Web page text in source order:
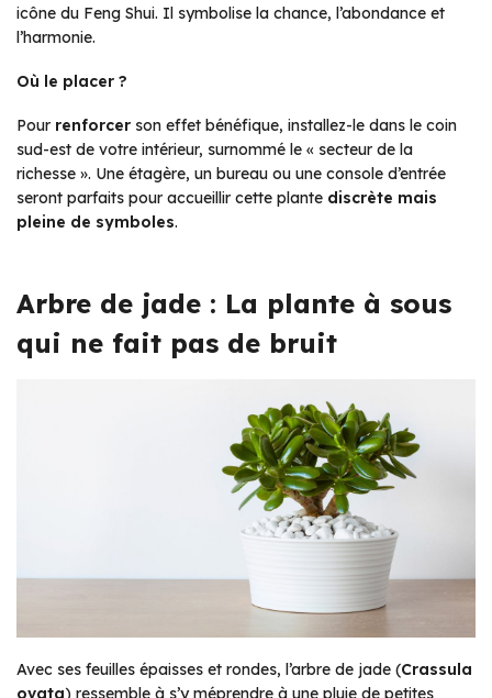
icône du Feng Shui. Il symbolise la chance, l’abondance et
l’harmonie.
Où le placer ?
Pour renforcer son effet bénéfique, installez-le dans le coin
sud-est de votre intérieur, surnommé le « secteur de la
richesse ». Une étagère, un bureau ou une console d’entrée
seront parfaits pour accueillir cette plante discrète mais
pleine de symboles.
Arbre de jade : La plante à sous
qui ne fait pas de bruit
Avec ses feuilles épaisses et rondes, l’arbre de jade (Crassula
ovata) ressemble à s’y méprendre à une pluie de petites